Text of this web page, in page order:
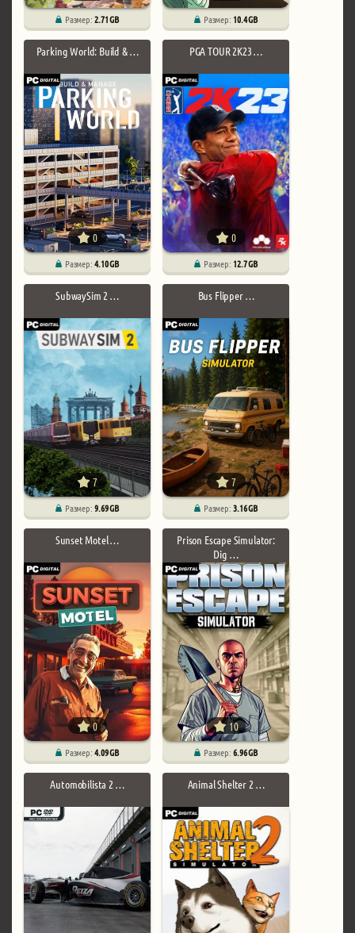
Размер:2.71 GB Размер: 10.4 GB
Parking World: Build & …
0
Размер:4.10 GB
PGA TOUR 2K23 …
0
Размер: 12.7 GB
SubwaySim 2 …
7
Размер:9.69 GB
Bus Flipper …
7
Размер:3.16 GB
Sunset Motel …
0
Размер:4.09 GB
Prison Escape Simulator:
Dig …
10
Размер:6.96 GB
Automobilista 2 … Animal Shelter 2 …